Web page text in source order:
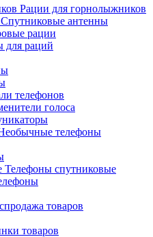
Рации для горнолыжников
Спутниковые антенны
рации
для раций
телефонов
голоса
телефоны
Телефоны спутниковые
товаров
товаров